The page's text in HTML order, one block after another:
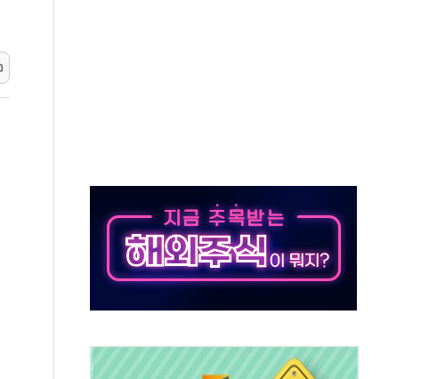
위 '62일째'..."대부분 여기서 상주"
열질환자 2665명·사망 23명
도미사일 발사
·건물 1동 전소
호 구속적부심 기각
개혁위에 보완수사권 폐지 우려 전달
무책… 패트리엇 미사일 지원, 작년의 3분의 1